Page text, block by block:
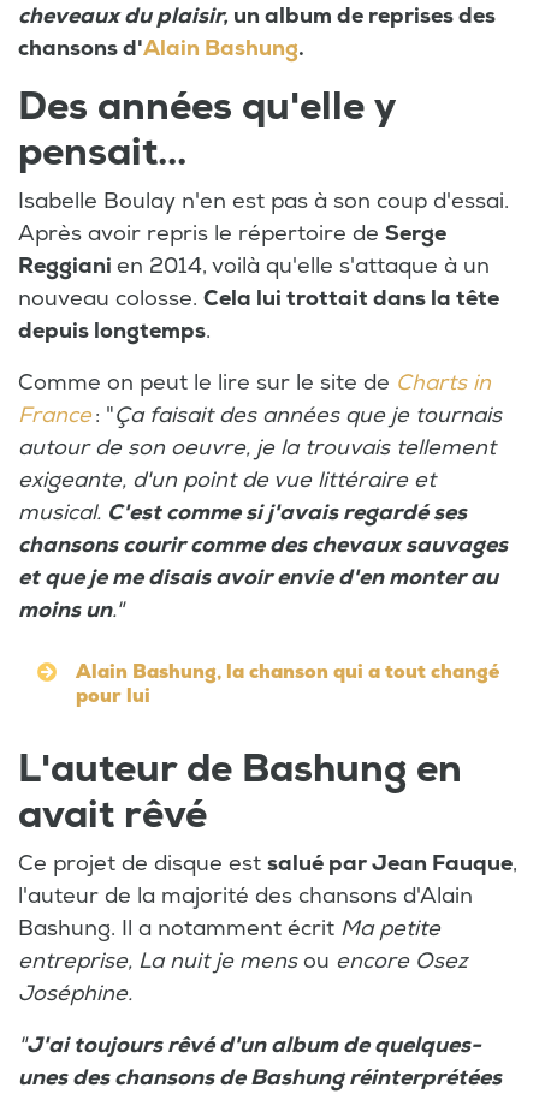
cheveaux du plaisir, un album de reprises des
chansons d'Alain Bashung.
Des années qu'elle y
pensait...
Isabelle Boulay n'en est pas à son coup d'essai.
Après avoir repris le répertoire de Serge
Reggiani en 2014, voilà qu'elle s'attaque à un
nouveau colosse. Cela lui trottait dans la tête
depuis longtemps.
Comme on peut le lire sur le site de Charts in
France: "Ça faisait des années que je tournais
autour de son oeuvre, je la trouvais tellement
exigeante, d'un point de vue littéraire et
musical. C'est comme si j'avais regardé ses
chansons courir comme des chevaux sauvages
et que je me disais avoir envie d'en monter au
moins un."
Alain Bashung, la chanson qui a tout changé
pour lui
L'auteur de Bashung en
avait rêvé
Ce projet de disque est salué par Jean Fauque,
l'auteur de la majorité des chansons d'Alain
Bashung. Il a notamment écrit Ma petite
entreprise, La nuit je mensou encore Osez
Joséphine.
"J'ai toujours rêvé d'un album de quelques-
unes des chansons de Bashung réinterprétées